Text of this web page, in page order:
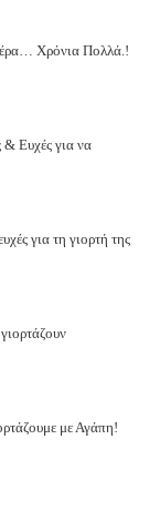
Χρόνια Πολλά.!
Ευχές για να
για τη γιορτή της
με Αγάπη!